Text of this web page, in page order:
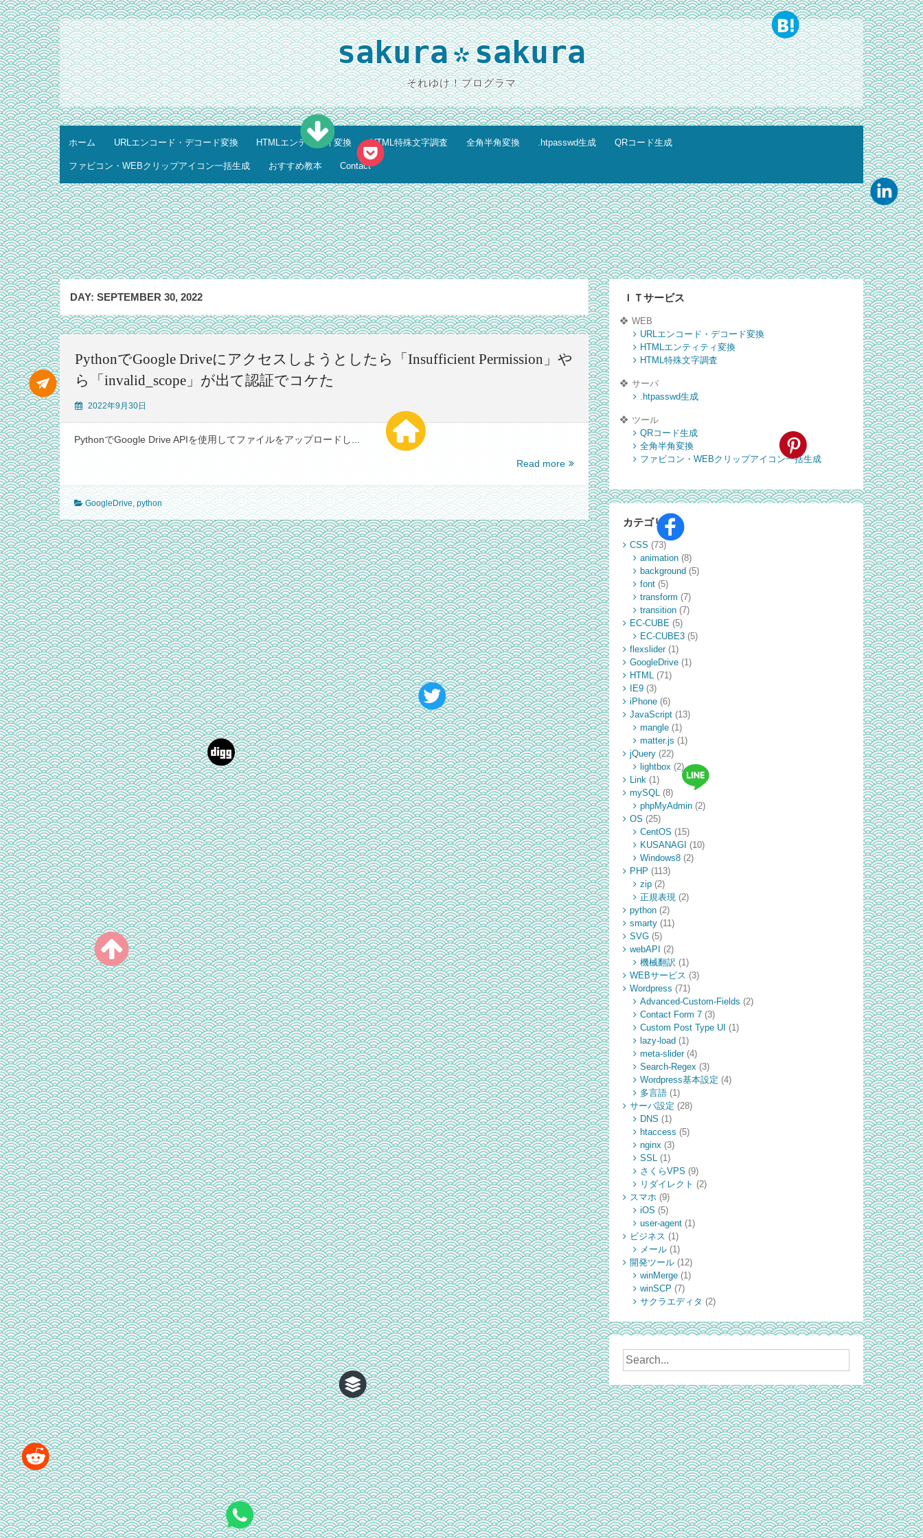
sakura*sakura
それゆけ！プログラマ
ホーム URLエンコード・デコード変換 HTMLエンティティ変換 HTML特殊文字調査 全角半角変換 .htpasswd生成 QRコード生成
ファビコン・WEBクリップアイコン一括生成 おすすめ教本 Contact
DAY: SEPTEMBER 30, 2022
PythonでGoogle Driveにアクセスしようとしたら「Insufficient Permission」や
ら「invalid_scope」が出て認証でコケた
2022年9月30日
PythonでGoogle Drive APIを使用してファイルをアップロードし...
Read morePython
Google
Drive
に
ア
ク
セ
ス
し
よ
う
と
し
た
ら
「Insufficient
Permission」
や
ら
「invalid_scope」
が
出
て
認
証
で
コ
ケ
た
GoogleDrive,python
ＩＴサービス
WEB
URLエンコード・デコード変換
HTMLエンティティ変換
HTML特殊文字調査
サーバ
.htpasswd生成
ツール
QRコード生成
全角半角変換
ファビコン・WEBクリップアイコン一括生成
カテゴリー
CSS (73)
animation(8)
background (5)
font(5)
transform (7)
transition(7)
EC-CUBE (5)
EC-CUBE3(5)
flexslider(1)
GoogleDrive(1)
HTML
(71)
IE9(3)
iPhone(6)
JavaScript(13)
mangle(1)
matter.js (1)
jQuery(22)
lightbox (2)
Link (1)
mySQL
(8)
phpMyAdmin(2)
OS (25)
CentOS (15)
KUSANAGI (10)
Windows8(2)
PHP (113)
zip(2)
正規表現 (2)
python(2)
smarty(11)
SVG(5)
webAPI
(2)
機械翻訳 (1)
WEBサービス (3)
Wordpress (71)
Advanced-Custom-Fields (2)
Contact Form 7(3)
Custom Post Type UI (1)
lazy-load (1)
meta-slider(4)
Search-Regex (3)
Wordpress基本設定 (4)
多言語(1)
サーバ設定 (28)
DNS (1)
htaccess (5)
nginx (3)
SSL
(1)
さくらVPS (9)
リダイレクト (2)
スマホ (9)
iOS (5)
user-agent(1)
ビジネス (1)
メール(1)
開発ツール(12)
winMerge(1)
winSCP (7)
サクラエディタ (2)